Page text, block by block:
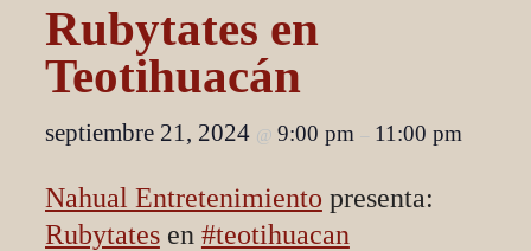
Rubytates en
Teotihuacán
septiembre 21, 2024 @ 9:00 pm – 11:00 pm
Nahual Entretenimiento presenta:
Rubytatesen #teotihuacan